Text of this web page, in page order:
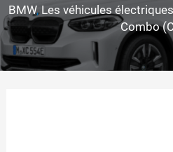
BMW,Les véhicules
Combo